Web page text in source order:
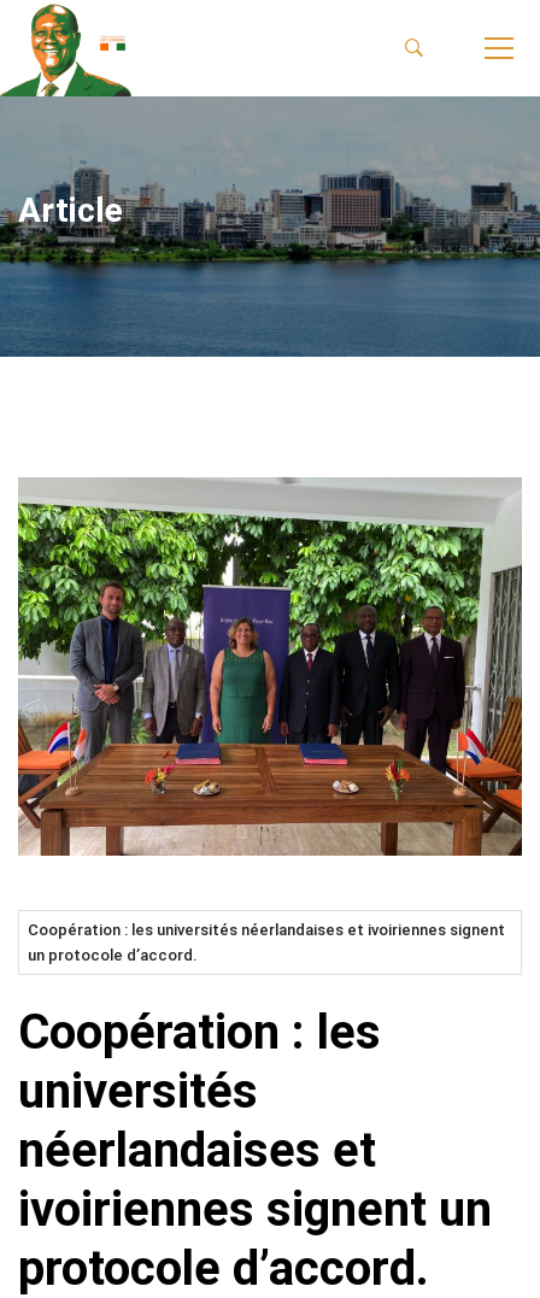
Article
Coopération : les universités néerlandaises et ivoiriennes signent
un protocole d’accord.
Coopération : les
universités
néerlandaises et
ivoiriennes signent un
protocole d’accord.